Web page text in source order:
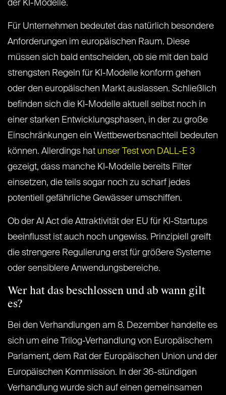
der KI-Modelle.
Für Unternehmen bedeutet das natürlich besondere
Anforderungen im europäischen Raum. Diese
müssen sich bald entscheiden, ob sie mit den bald
strengsten Regeln für KI-Modelle konform gehen
oder den europäischen Markt auslassen. Schließlich
befinden sich die KI-Modelle aktuell selbst noch in
einer starken Entwicklungsphasen, in der zu große
Einschränkungen ein Wettbewerbsnachteil bedeuten
können. Allerdings hat unser Test von DALL-E 3
gezeigt, dass manche KI-Modelle bereits Filter
einsetzen, die teils sogar noch zu scharf jedes
potentiell gefährliche Gewässer umschiffen.
Ob der AI Act die Attraktivität der EU für KI-Startups
beeinflusst ist auch noch ungewiss. Prinzipiell greift
die strengere Regulierung erst für größere Systeme
oder sensiblere Anwendungsbereiche.
Wer hat das beschlossen und ab wann gilt
es?
Bei den Verhandlungen am 8. Dezember handelte es
sich um eine Trilog-Verhandlung von Europäischem
Parlament, dem Rat der Europäischen Union und der
Europäischen Kommission. In der 36-stündigen
Verhandlung wurde sich auf einen gemeinsamen